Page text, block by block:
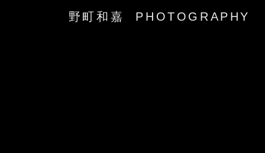
野町和嘉 PHOTOGRAPHY